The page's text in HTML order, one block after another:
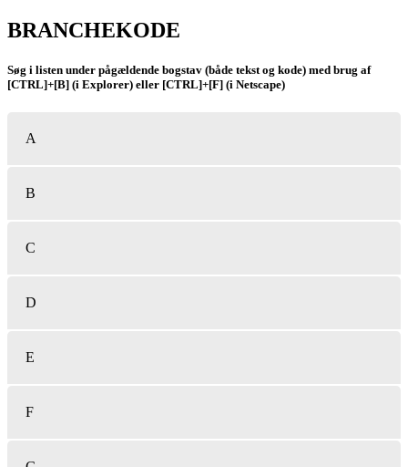
BRANCHEKODE
Søg i listen under pågældende bogstav (både tekst og kode) med brug af
[CTRL]+[B] (i Explorer) eller [CTRL]+[F] (i Netscape)
A
B
C
D
E
F